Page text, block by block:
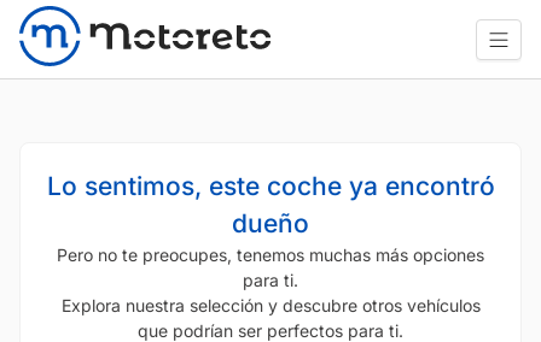
Lo sentimos, este coche ya encontró
dueño
Pero no te preocupes, tenemos muchas más opciones
para ti.
Explora nuestra selección y descubre otros vehículos
que podrían ser perfectos para ti.